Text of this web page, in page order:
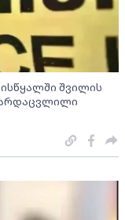
შვილის